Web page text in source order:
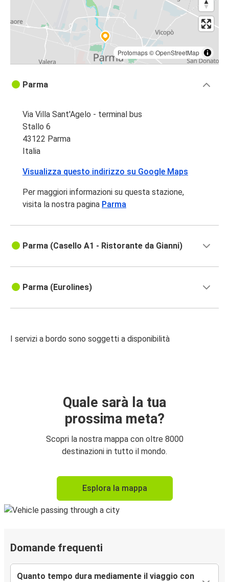
Protomaps©OpenStreetMap
Parma
Via Villa Sant'Agelo - terminal bus
Stallo 6
43122 Parma
Italia
Visualizza questo indirizzo su Google Maps
Per maggiori informazioni su questa stazione,
visita la nostra pagina Parma
Parma (Casello A1 - Ristorante da Gianni)
Parma (Eurolines)
I servizi a bordo sono soggetti a disponibilità
Quale sarà la tua
prossima meta?
Scopri la nostra mappa con oltre 8000
destinazioni in tutto il mondo.
Esplora la mappa
Domande frequenti
Quanto tempo dura mediamente il viaggio con